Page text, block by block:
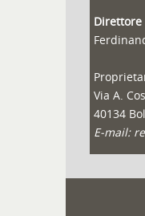
Via A.
40134
E-mail: